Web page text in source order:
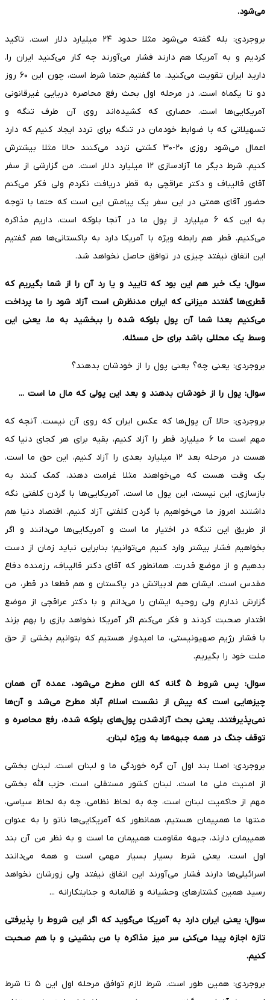
می‌شود.
بروجردی: بله گفته می‌شود مثلا حدود ۲۴ میلیارد دلار است. تاکید
کردیم و به آمریکا هم دارند فشار می‌آورند چه کار می‌کنید ایران را.
دارید ایران تقویت می‌کنید. ما گفتیم حتما شرط است، چون این ۶۰ روز
دو تا یکماه است. در مرحله اول بحث رفع محاصره دریایی غیرقانونی
آمریکایی‌ها است. حصاری که کشیده‌اند روی آن طرف تنگه و
تسهیلاتی که با ضوابط خودمان در تنگه برای تردد ایجاد کنیم که دارد
اعمال می‌شود روزی ۲۰-۳۰ کشتی تردد می‌کنند حالا مثلا بیشترش
کنیم. شرط دیگر ما آزادسازی ۱۲ میلیارد دلار است. من گزارشی از سفر
آقای قالیباف و دکتر عراقچی به قطر دریافت نکردم ولی فکر می‌کنم
حضور آقای همتی در این سفر یک پیامش این است که حتما با توجه
به این که ۶ میلیارد از پول ما در آنجا بلوکه است، داریم مذاکره
می‌کنیم. قطر هم رابطه ویژه با آمریکا دارد به پاکستانی‌ها هم گفتیم
این اتفاق نیفتد چیزی در توافق حاصل نخواهد شد.
سوال: یک خبر هم این بود که تایید و یا رد آن را از شما بگیریم که
قطری‌ها گفتند میزانی که ایران مدنظرش است آزاد شود را ما پرداخت
می‌کنیم بعدا شما آن پول بلوکه شده را ببخشید به ما. یعنی این
وسط یک محللی باشد برای حل مسئله.
بروجردی: یعنی چه؟ یعنی پول را از خودشان بدهند؟
سوال: پول را از خودشان بدهند و بعد این پولی که مال ما است ...
بروجردی: حالا آن پول‌ها که عکس ایران که روی آن نیست. آنچه که
مهم است ما ۶ میلیارد قطر را آزاد کنیم، بقیه برای هر کجای دنیا که
هست در مرحله بعد ۱۲ میلیارد بعدی را آزاد کنیم، این حق ما است.
یک وقت هست که می‌خواهند مثلا غرامت دهند، کمک کنند به
بازسازی، این نیست، این پول ما است. آمریکایی‌ها با گردن کلفتی نگه
داشتند امروز ما می‌خواهیم با گردن کلفتی آزاد کنیم. اقتصاد دنیا هم
از طریق این تنگه در اختیار ما است و آمریکایی‌ها می‌دانند و اگر
بخواهیم فشار بیشتر وارد کنیم می‌توانیم؛ بنابراین نباید زمان از دست
بدهیم و از موضع قدرت. همانطور که آقای دکتر قالیباف، رزمنده دفاع
مقدس است. ایشان هم ادبیاتش در پاکستان و هم قطعا در قطر، من
گزارش ندارم ولی روحیه ایشان را می‌دانم و با دکتر عراقچی از موضع
اقتدار صحبت کردند و فکر می‌کنم اگر آمریکا نخواهد بازی را بهم بزند
با فشار رژیم صهیونیستی، ما امیدوار هستیم که بتوانیم بخشی از حق
ملت خود را بگیریم.
سوال: پس شروط۵ گانه که الان مطرح می‌شود، عمده آن همان
چیزهایی است که پیش از نشست اسلام آباد مطرح می‌شد و آن‌ها
نمی‌پذیرفتند. یعنی بحث آزادشدن پول‌های بلوکه شده، رفع محاصره و
توقف جنگ در همه جبهه‌ها به ویژه لبنان.
بروجردی: اصلا بند اول آن گره خوردگی ما و لبنان است. لبنان بخشی
از امنیت ملی ما است. لبنان کشور مستقلی است، حزب الله بخشی
مهم از حاکمیت لبنان است، چه به لحاظ نظامی، چه به لحاظ سیاسی،
منتها ما همپیمان هستیم، همانطور که آمریکایی‌ها ناتو را به عنوان
همپیمان دارند، جبهه مقاومت همپیمان ما است و به نظر من آن بند
اول است. یعنی شرط بسیار بسیار مهمی است و همه می‌دانند
اسرائیلی‌ها دارند فشار می‌آورند این اتفاق نیفتد ولی زورشان نخواهد
رسید همین کشتارهای وحشیانه و ظالمانه و جنایتکارانه ...
سوال: یعنی ایران دارد به آمریکا می‌گوید که اگر این شروط را پذیرفتی
تازه اجازه پیدا می‌کنی سر میز مذاکره با من بنشینی و با هم صحبت
کنیم.
بروجردی: همین طور است. شرط لازم توافق مرحله اول این ۵ تا شرط